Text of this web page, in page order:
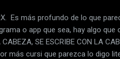
Es más profundo de lo que
o app que sea, hay algo que
SE ESCRIBE CON LA
más cursi que parezca lo digo